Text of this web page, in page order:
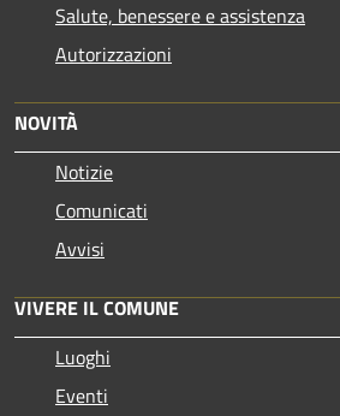
Salute, benessere e assistenza
Autorizzazioni
NOVITÀ
Notizie
Comunicati
Avvisi
VIVERE IL COMUNE
Luoghi
Eventi